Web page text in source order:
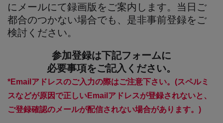
にメールにて録画版をご案内します。当日ご
都合のつかない場合でも、是非事前登録をご
検討ください。
参加登録は下記フォームに
必要事項をご記入ください。
*Emailアドレスのご入力の際はご注意下さい。(スペルミ
スなどが原因で正しいEmailアドレスが登録されないと、
ご登録確認のメールが配信されない場合があります。)